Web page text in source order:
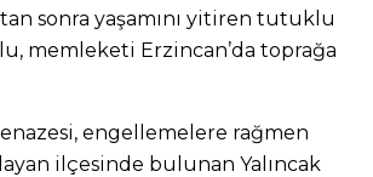
sonra yaşamını yitiren tutuklu
memleketi Erzincan’da toprağa
engellemelere rağmen
ilçesinde bulunan Yalıncak